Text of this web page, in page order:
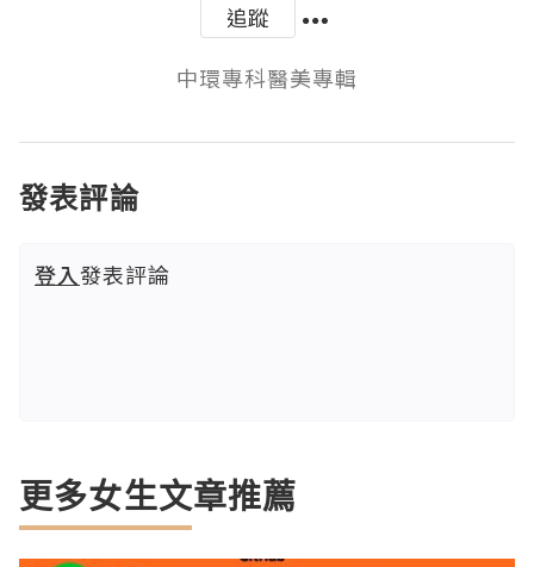
追蹤
中環專科醫美專輯
發表評論
登入發表評論
更多女生文章推薦